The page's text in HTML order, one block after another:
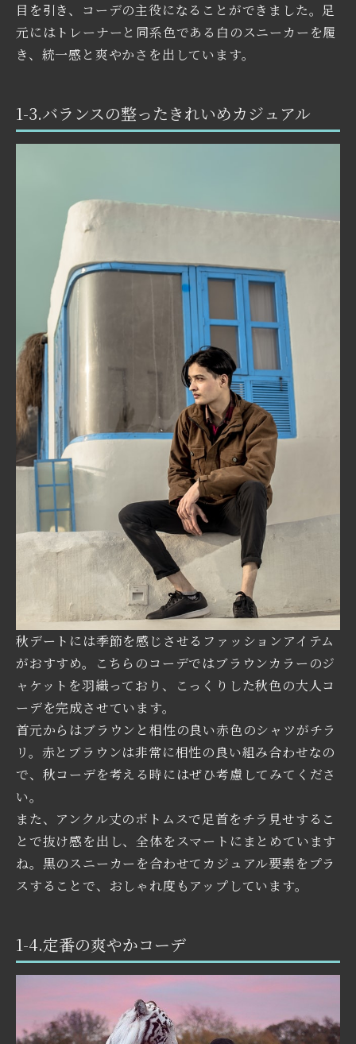
目を引き、コーデの主役になることができました。足
元にはトレーナーと同系色である白のスニーカーを履
き、統一感と爽やかさを出しています。
1-3.バランスの整ったきれいめカジュアル
秋デートには季節を感じさせるファッションアイテム
がおすすめ。こちらのコーデではブラウンカラーのジ
ャケットを羽織っており、こっくりした秋色の大人コ
ーデを完成させています。
首元からはブラウンと相性の良い赤色のシャツがチラ
リ。赤とブラウンは非常に相性の良い組み合わせなの
で、秋コーデを考える時にはぜひ考慮してみてくださ
い。
また、アンクル丈のボトムスで足首をチラ見せするこ
とで抜け感を出し、全体をスマートにまとめています
ね。黒のスニーカーを合わせてカジュアル要素をプラ
スすることで、おしゃれ度もアップしています。
1-4.定番の爽やかコーデ